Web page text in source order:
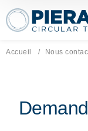
Pieralisi
Accueil Page
Nous